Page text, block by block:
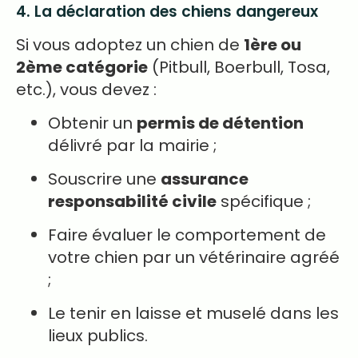
4. La déclaration des chiens dangereux
Si vous adoptez un chien de 1ère ou
2ème catégorie (Pitbull, Boerbull, Tosa,
etc.), vous devez :
Obtenir un permis de détention
délivré par la mairie ;
Souscrire une assurance
responsabilité civile spécifique ;
Faire évaluer le comportement de
votre chien par un vétérinaire agréé
;
Le tenir en laisse et muselé dans les
lieux publics.